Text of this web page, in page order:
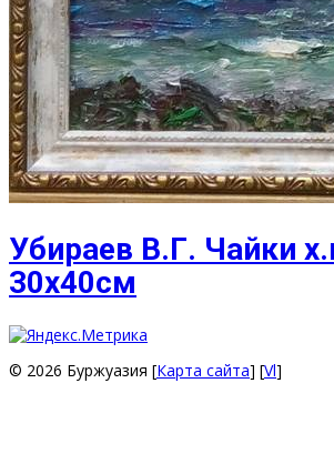
Убираев В.Г. Чайки
30х40см
© 2026 Буржуазия [Карта сайта] [Vl]